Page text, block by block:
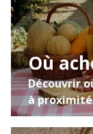
Où
Découvrir
à proximité